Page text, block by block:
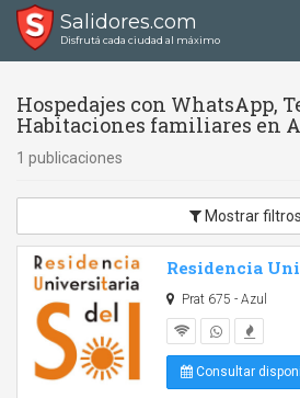
Salidores.com
Disfrutá cada ciudad al máximo
Hospedajes con WhatsApp,
Habitaciones familiares en
1 publicaciones
Mostrar filtros
Residencia
Prat 675 - Azul
Consultar